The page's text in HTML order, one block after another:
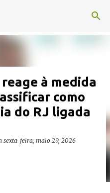
principal
à medida
como
do RJ ligada
sexta-feira, maio 29, 2026